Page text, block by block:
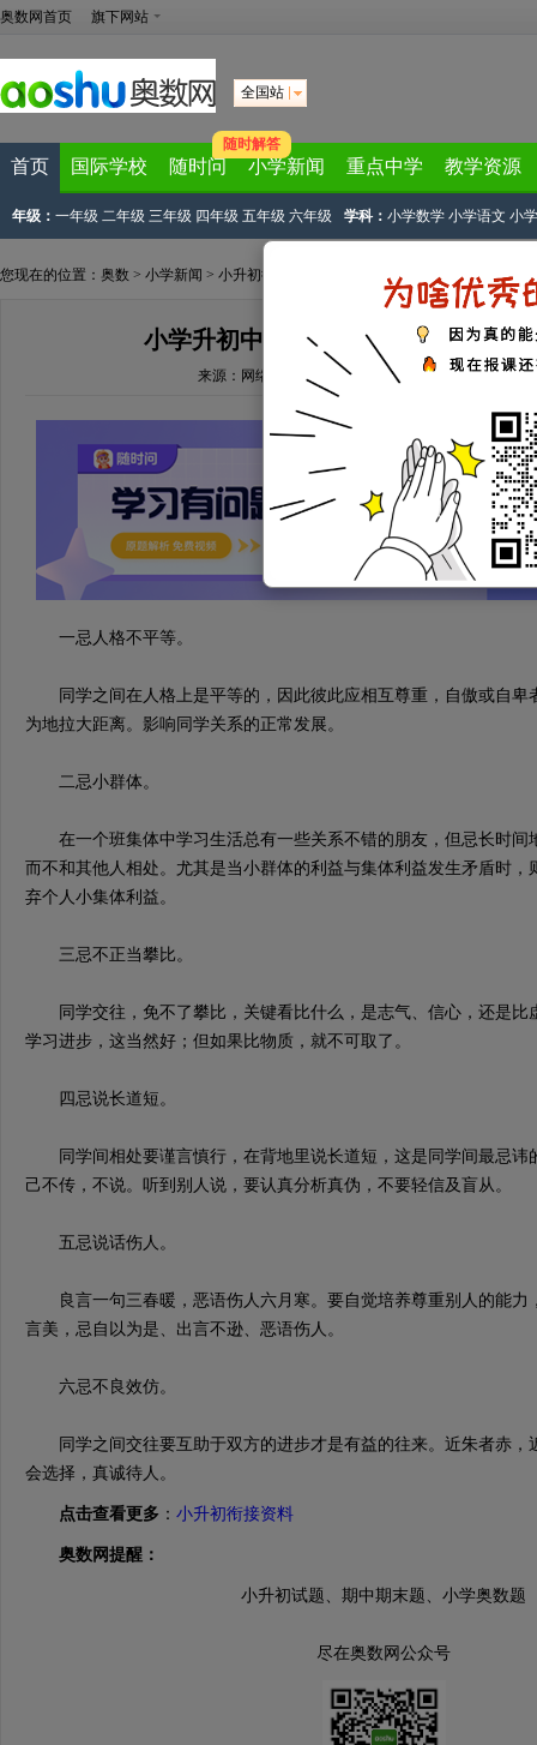
奥数网首页 旗下网站
全国站
首页 国际学校 随时问
随时解答
小学新闻 重点中学 教学资源
年级： 一年级 二年级 三年级 四年级 五年级 六年级 学科： 小学数学 小学语文 小
您现在的位置： 奥数 > 小学新闻 > 小升初衔接
小学升初中衔接：初一新生怎样与同
来源： 网络来源 文章作者：奥数网编辑 2022-03-25
一忌人格不平等。
同学之间在人格上是平等的，因此彼此应相互尊重，自傲或自卑
为地拉大距离。影响同学关系的正常发展。
二忌小群体。
在一个班集体中学习生活总有一些关系不错的朋友，但忌长时间
而不和其他人相处。尤其是当小群体的利益与集体利益发生矛盾时，
弃个人小集体利益。
三忌不正当攀比。
同学交往，免不了攀比，关键看比什么，是志气、信心，还是比
学习进步，这当然好；但如果比物质，就不可取了。
四忌说长道短。
同学间相处要谨言慎行，在背地里说长道短，这是同学间最忌讳
己不传，不说。听到别人说，要认真分析真伪，不要轻信及盲从。
五忌说话伤人。
良言一句三春暖，恶语伤人六月寒。要自觉培养尊重别人的能力
言美，忌自以为是、出言不逊、恶语伤人。
六忌不良效仿。
同学之间交往要互助于双方的进步才是有益的往来。近朱者赤，
会选择，真诚待人。
点击查看更多 ： 小升初衔接资料
奥数网提醒：
小升初试题、期中期末题、小学奥数题
尽在奥数网公众号